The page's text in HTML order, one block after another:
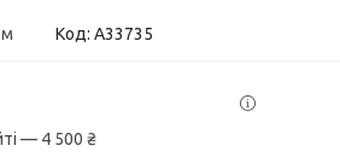
Код: A33735
— 4 500 ₴